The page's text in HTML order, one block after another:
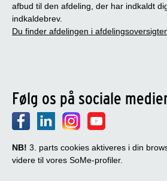
afbud til den afdeling, der har indkaldt
indkaldebrev.
Du finder afdelingen i
Følg os på sociale
NB! 3. parts cookies aktiveres i din
videre til vores SoMe-profiler.